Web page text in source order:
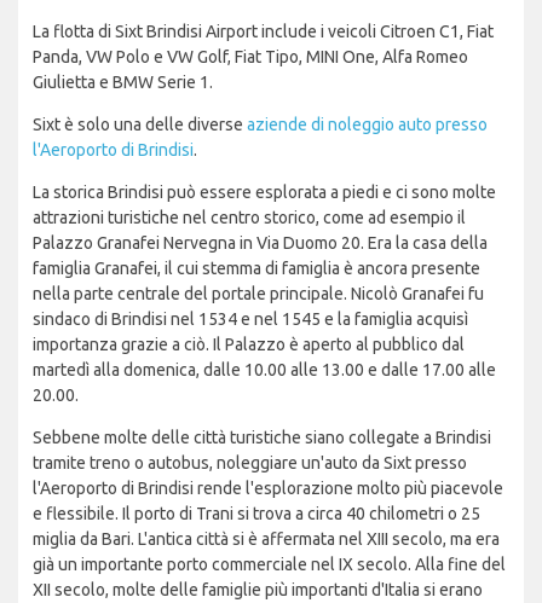
La flotta di Sixt Brindisi Airport include i veicoli Citroen C1, Fiat
Panda, VW Polo e VW Golf, Fiat Tipo, MINI One, Alfa Romeo
Giulietta e BMW Serie 1.
Sixt è solo una delle diverse aziende di noleggio auto presso
l'Aeroporto di Brindisi.
La storica Brindisi può essere esplorata a piedi e ci sono molte
attrazioni turistiche nel centro storico, come ad esempio il
Palazzo Granafei Nervegna in Via Duomo 20. Era la casa della
famiglia Granafei, il cui stemma di famiglia è ancora presente
nella parte centrale del portale principale. Nicolò Granafei fu
sindaco di Brindisi nel 1534 e nel 1545 e la famiglia acquisì
importanza grazie a ciò. Il Palazzo è aperto al pubblico dal
martedì alla domenica, dalle 10.00 alle 13.00 e dalle 17.00 alle
20.00.
Sebbene molte delle città turistiche siano collegate a Brindisi
tramite treno o autobus, noleggiare un'auto da Sixt presso
l'Aeroporto di Brindisi rende l'esplorazione molto più piacevole
e flessibile. Il porto di Trani si trova a circa 40 chilometri o 25
miglia da Bari. L'antica città si è affermata nel XIII secolo, ma era
già un importante porto commerciale nel IX secolo. Alla fine del
XII secolo, molte delle famiglie più importanti d'Italia si erano